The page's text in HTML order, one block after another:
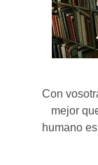
Con
mejor
humano